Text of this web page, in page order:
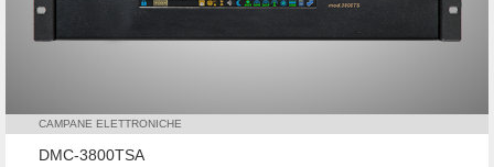
CAMPANE ELETTRONICHE
DMC-3800TSA